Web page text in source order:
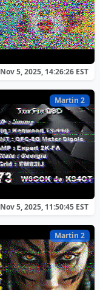
Nov 5, 2025, 14:26:26 EST
Martin 2
Nov 5, 2025, 11:50:45 EST
Martin 2